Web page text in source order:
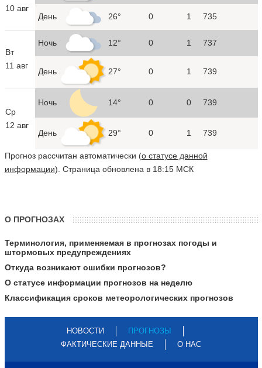
10 авг
День 26° 0 1 735
Вт
11 авг
Ночь 12° 0 1 737
День 27° 0 1 739
Ср
12 авг
Ночь 14° 0 0 739
День 29° 0 1 739
Прогноз рассчитан автоматически (о статусе данной
информации). Страница обновлена в 18:15 МСК
О ПРОГНОЗАХ
Терминология, применяемая в прогнозах погоды и
штормовых предупреждениях
Откуда возникают ошибки прогнозов?
О статусе информации прогнозов на неделю
Классификация сроков метеорологических прогнозов
НОВОСТИ
ПРОГНОЗЫ
ФАКТИЧЕСКИЕ ДАННЫЕ
О НАС